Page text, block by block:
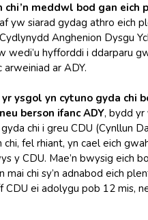
chi’n meddwl bod gan eich
yw siarad gydag athro eich
Anghenion Dysgu
wedi’u hyfforddi i ddarparu
arweiniad ar ADY.
ysgol yn cytuno gyda chi
berson ifanc ADY, bydd yr
chi i greu CDU (Cynllun
chi, fel rhiant, yn cael eich
y CDU. Mae’n bwysig eich
mai chi sy’n adnabod eich
CDU ei adolygu pob 12 mis,